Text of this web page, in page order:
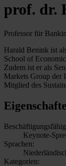
prof. dr.
Professor für
Harald Benink ist
School of
Zudem ist er als
Markets Group der
Mitglied des
Keynote-
Sprachen:
Kategorien: